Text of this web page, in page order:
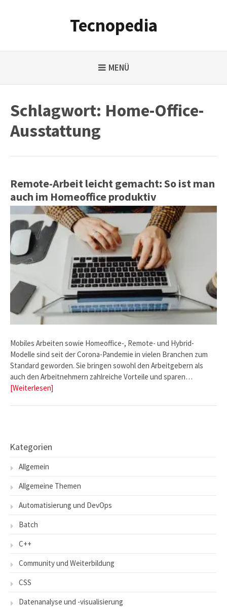
Tecnopedia
MENÜ
Schlagwort: Home-Office-
Ausstattung
Remote-Arbeit leicht gemacht: So ist man
auch im Homeoffice produktiv
Mobiles Arbeiten sowie Homeoffice-, Remote- und Hybrid-
Modelle sind seit der Corona-Pandemie in vielen Branchen zum
Standard geworden. Sie bringen sowohl den Arbeitgebern als
auch den Arbeitnehmern zahlreiche Vorteile und sparen…
[Weiterlesen]
Kategorien
Allgemein
Allgemeine Themen
Automatisierung und DevOps
Batch
C++
Community und Weiterbildung
CSS
Datenanalyse und -visualisierung